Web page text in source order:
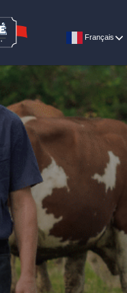
Français